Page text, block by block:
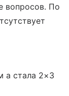
вопросов. По
а стала 2×3